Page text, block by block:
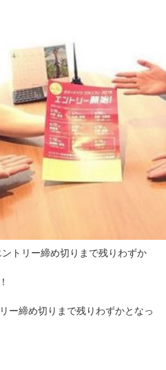
トリー締め切りまで残りわずか
ー締め切りまで残りわずかとなっ